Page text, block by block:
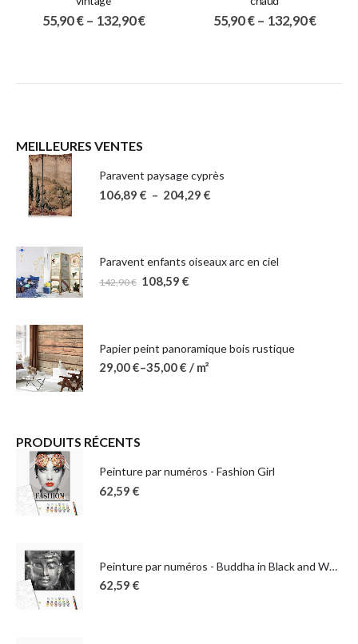
55,90€ – 132,90€ 55,90€ – 132,90€
MEILLEURES VENTES
Paravent paysage cyprès
106,89 € – 204,29 €
Paravent enfants oiseaux arc en ciel
142,90€ 108,59 €
Papier peint panoramique bois rustique
29,00€–35,00€ / m²
PRODUITS RÉCENTS
Peinture par numéros - Fashion Girl
62,59 €
Peinture par numéros - Buddha in Black and White
62,59 €